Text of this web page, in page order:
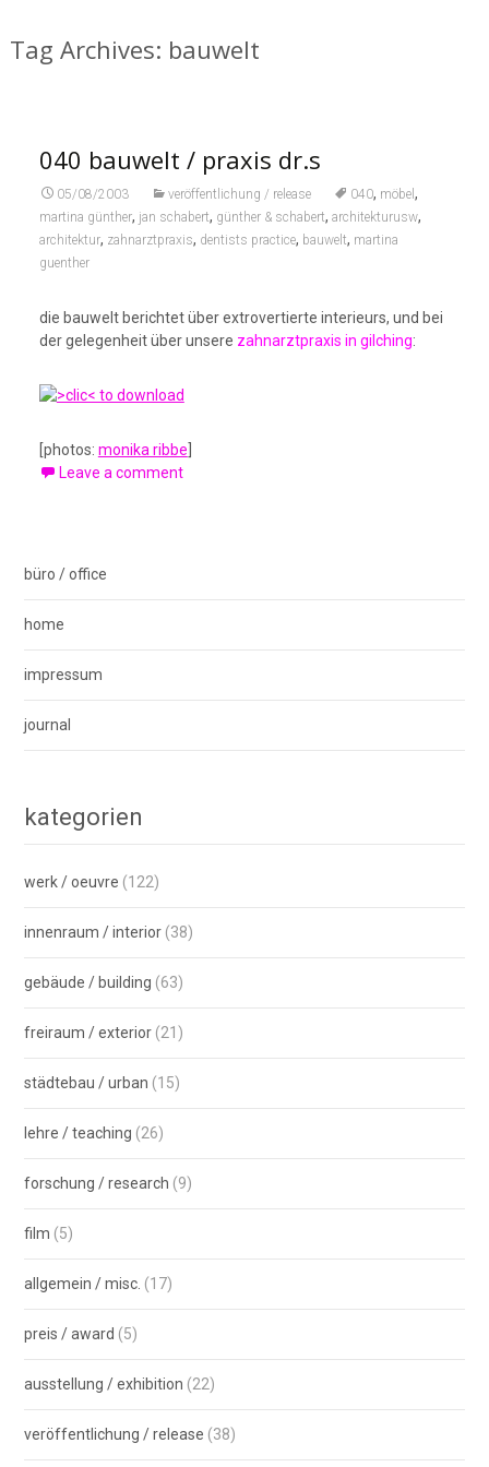
Tag Archives: bauwelt
040 bauwelt / praxis dr.s
05/08/2003 veröffentlichung / release 040, möbel ,
martina günther, jan schabert, günther & schabert, architekturusw,
architektur, zahnarztpraxis, dentists practice, bauwelt, martina
guenther
die bauwelt berichtet über extrovertierte interieurs, und bei
der gelegenheit über unsere zahnarztpraxis in gilching:
[photos: monika ribbe
Leave a comment
büro / office
home
impressum
journal
kategorien
werk / oeuvre (122)
innenraum / interior (38)
gebäude / building (63)
freiraum / exterior (21)
städtebau / urban (15)
lehre / teaching (26)
forschung / research (9)
film (5)
allgemein / misc. (17)
preis / award (5)
ausstellung / exhibition (22)
veröffentlichung / release (38)